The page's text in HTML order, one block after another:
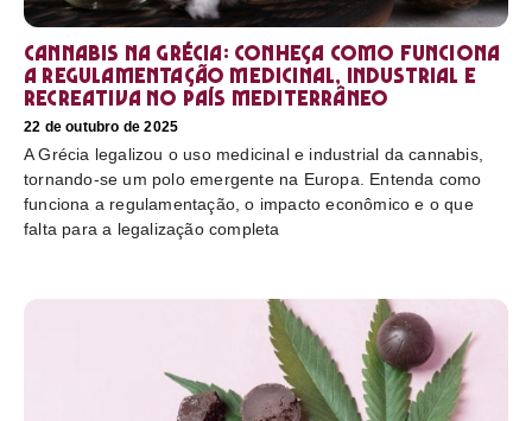
Cannabis na Grécia: conheça como funciona
a regulamentação medicinal, industrial e
recreativa no país mediterrâneo
22 de outubro de 2025
A Grécia legalizou o uso medicinal e industrial da cannabis,
tornando-se um polo emergente na Europa. Entenda como
funciona a regulamentação, o impacto econômico e o que
falta para a legalização completa